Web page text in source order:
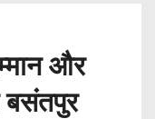
और
बसंतपुर